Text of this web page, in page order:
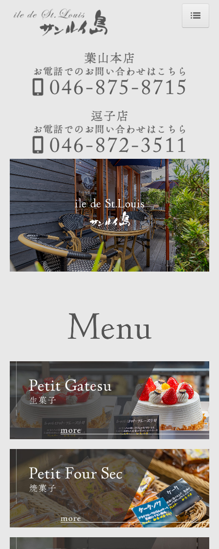
メニュー
焼菓子
店舗情報